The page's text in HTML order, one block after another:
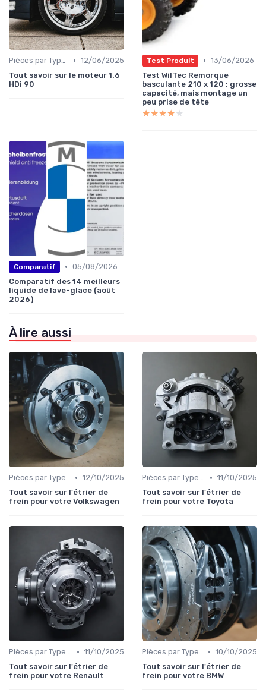
Pièces par Type (Freins, Moteur, etc.) • 12/06/2025
Tout savoir sur le moteur 1.6
HDi 90
Test Produit • 13/06/2026
Test WilTec Remorque
basculante 210 x 120 : grosse
capacité, mais montage un
peu prise de tête
★★★★★
★★★★★
Comparatif • 05/08/2026
Comparatif des 14 meilleurs
liquide de lave-glace (août
2026)
À lire aussi
Pièces par Type (Freins, Moteur, etc.) • 12/10/2025
Tout savoir sur l'étrier de
frein pour votre Volkswagen
Pièces par Type (Freins, Moteur, etc.) • 11/10/2025
Tout savoir sur l'étrier de
frein pour votre Toyota
Pièces par Type (Freins, Moteur, etc.) • 11/10/2025
Tout savoir sur l'étrier de
frein pour votre Renault
Pièces par Type (Freins, Moteur, etc.) • 10/10/2025
Tout savoir sur l'étrier de
frein pour votre BMW